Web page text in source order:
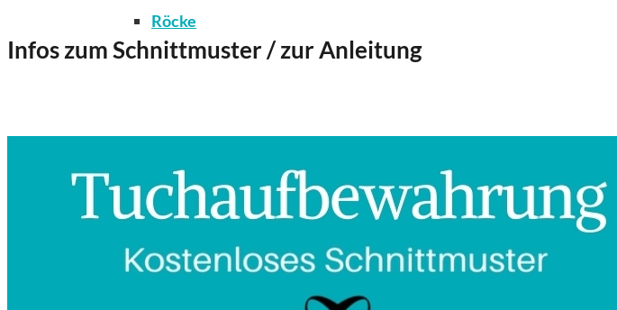
Röcke
Unterwäsche & Weiteres
Infos zum Schnittmuster / zur Anleitung